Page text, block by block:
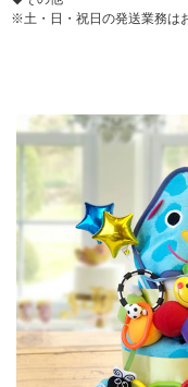
※土・日・祝日の発送業務は